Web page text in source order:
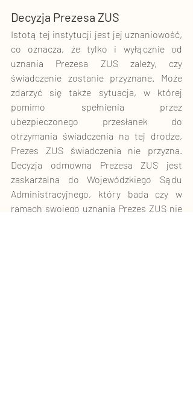
Decyzja Prezesa ZUS
Istotą tej instytucji jest jej uznaniowość,
co oznacza, że tylko i wyłącznie od
uznania Prezesa ZUS zależy, czy
świadczenie zostanie przyznane. Może
zdarzyć się także sytuacja, w której
pomimo spełnienia przez
ubezpieczonego przesłanek do
otrzymania świadczenia na tej drodze,
Prezes ZUS świadczenia nie przyzna.
Decyzja odmowna Prezesa ZUS jest
zaskarżalna do Wojewódzkiego Sądu
Administracyjnego, który bada czy w
ramach swojego uznania Prezes ZUS nie